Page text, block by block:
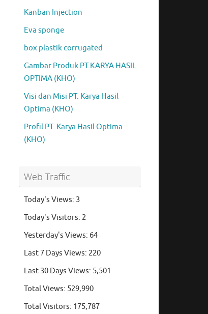
Kanban Injection
Eva sponge
box plastik corrugated
Gambar Produk PT.KARYA HASIL
OPTIMA (KHO)
Visi dan Misi PT. Karya Hasil
Optima (KHO)
Profil PT. Karya Hasil Optima
(KHO)
Web Traffic
Today's Views: 3
Today's Visitors: 2
Yesterday's Views: 64
Last 7 Days Views: 220
Last 30 Days Views: 5,501
Total Views: 529,990
Total Visitors: 175,787